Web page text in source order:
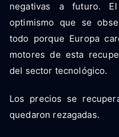
negativas a futuro.
optimismo que se
todo porque Europa
motores de esta
del sector tecnológico.
Los precios se
quedaron rezagadas.